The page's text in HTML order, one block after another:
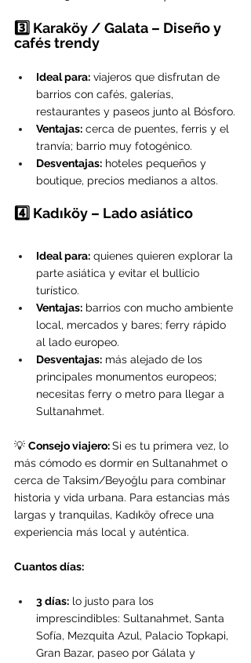
3️⃣ Karaköy / Galata – Diseño y
cafés trendy
Ideal para: viajeros que disfrutan de
barrios con cafés, galerías,
restaurantes y paseos junto al Bósforo.
Ventajas: cerca de puentes, ferris y el
tranvía; barrio muy fotogénico.
Desventajas: hoteles pequeños y
boutique, precios medianos a altos.
4️⃣ Kadıköy – Lado asiático
Ideal para: quienes quieren explorar la
parte asiática y evitar el bullicio
turístico.
Ventajas: barrios con mucho ambiente
local, mercados y bares; ferry rápido
al lado europeo.
Desventajas: más alejado de los
principales monumentos europeos;
necesitas ferry o metro para llegar a
Sultanahmet.
💡 Consejo viajero: Si es tu primera vez, lo
más cómodo es dormir en Sultanahmet o
cerca de Taksim/Beyoğlu para combinar
historia y vida urbana. Para estancias más
largas y tranquilas, Kadıköy ofrece una
experiencia más local y auténtica.
Cuantos días:
3 días: lo justo para los
imprescindibles: Sultanahmet, Santa
Sofía, Mezquita Azul, Palacio Topkapi,
Gran Bazar, paseo por Gálata y